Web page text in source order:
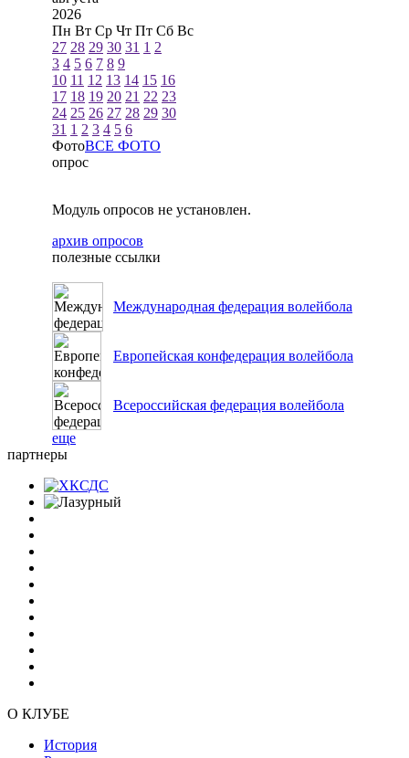
2026
Пн Вт Ср Чт Пт Сб Вс
27 28 29 30 31 1 2
3 4 5 6 7 8 9
10 11 12 13 14 15 16
17 18 19 20 21 22 23
24 25 26 27 28 29 30
31 1 2 3 4 5 6
ФотоВСЕ ФОТО
опрос
Модуль опросов не установлен.
архив опросов
полезные ссылки
Международная федерация волейбола
Европейская конфедерация волейбола
Всероссийская федерация волейбола
еще
партнеры
О КЛУБЕ
История